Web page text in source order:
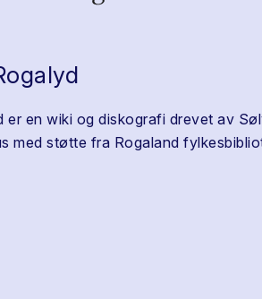
er en wiki og diskografi drevet av
med støtte fra Rogaland